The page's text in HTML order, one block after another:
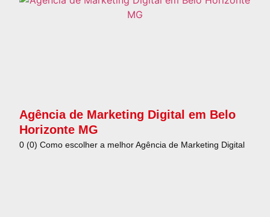
Agência de Marketing Digital em Belo
Horizonte MG
0 (0) Como escolher a melhor Agência de Marketing Digital